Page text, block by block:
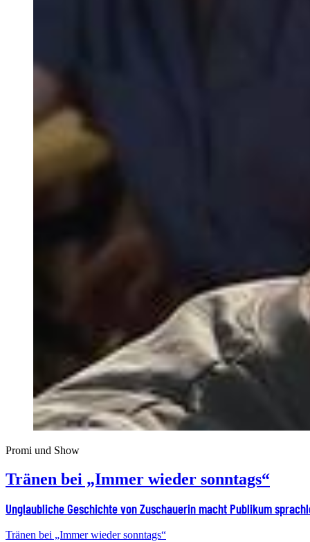
Promi und Show
Tränen bei „Immer wieder sonntags“
Unglaubliche Geschichte von Zuschauerin macht Publikum
Tränen bei „Immer wieder sonntags“